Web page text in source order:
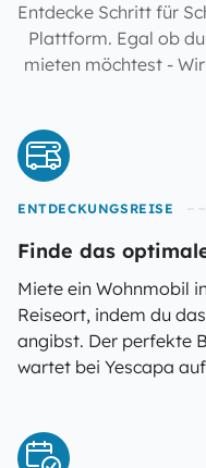
Entdecke Schritt für
Plattform. Egal ob
mieten möchtest -
ENTDECKUNGSREISE
Finde das
Miete ein Wohnmobil
Reiseort, indem du
angibst. Der perfekte
wartet bei Yescapa